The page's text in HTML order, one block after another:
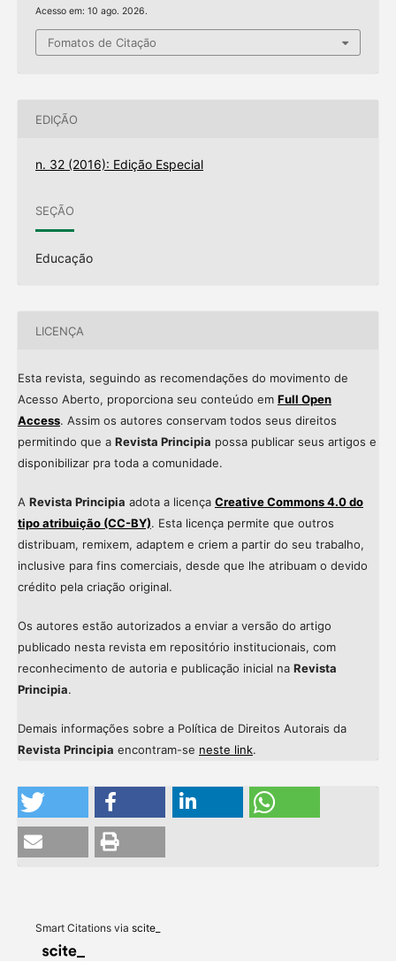
Acesso em: 10 ago. 2026.
Fomatos de Citação
EDIÇÃO
n. 32 (2016): Edição Especial
SEÇÃO
Educação
LICENÇA
Esta revista, seguindo as recomendações do movimento de
Acesso Aberto, proporciona seu conteúdo em Full Open
Access. Assim os autores conservam todos seus direitos
permitindo que a Revista Principia possa publicar seus artigos e
disponibilizar pra toda a comunidade.
A Revista Principia adota a licença Creative Commons 4.0 do
tipo atribuição (CC-BY). Esta licença permite que outros
distribuam, remixem, adaptem e criem a partir do seu trabalho,
inclusive para fins comerciais, desde que lhe atribuam o devido
crédito pela criação original.
Os autores estão autorizados a enviar a versão do artigo
publicado nesta revista em repositório institucionais, com
reconhecimento de autoria e publicação inicial na Revista
Principia.
Demais informações sobre a Política de Direitos Autorais da
Revista Principia encontram-se neste link.
Smart Citations via scite_
Intro